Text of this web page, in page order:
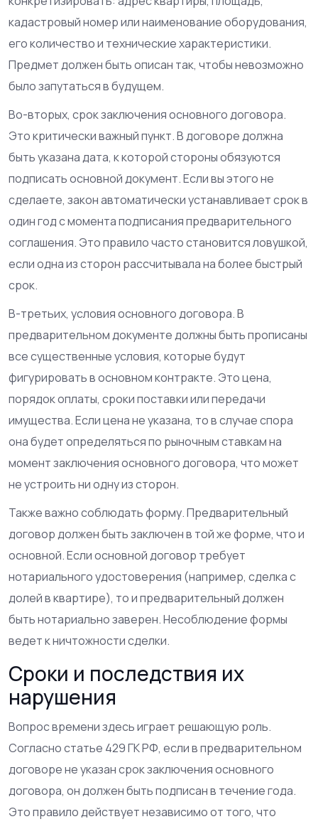
кадастровый номер или наименование оборудования,
его количество и технические характеристики.
Предмет должен быть описан так, чтобы невозможно
было запутаться в будущем.
Во-вторых, срок заключения основного договора.
Это критически важный пункт. В договоре должна
быть указана дата, к которой стороны обязуются
подписать основной документ. Если вы этого не
сделаете, закон автоматически устанавливает срок в
один год с момента подписания предварительного
соглашения. Это правило часто становится ловушкой,
если одна из сторон рассчитывала на более быстрый
срок.
В-третьих, условия основного договора. В
предварительном документе должны быть прописаны
все существенные условия, которые будут
фигурировать в основном контракте. Это цена,
порядок оплаты, сроки поставки или передачи
имущества. Если цена не указана, то в случае спора
она будет определяться по рыночным ставкам на
момент заключения основного договора, что может
не устроить ни одну из сторон.
Также важно соблюдать форму. Предварительный
договор должен быть заключен в той же форме, что и
основной. Если основной договор требует
нотариального удостоверения (например, сделка с
долей в квартире), то и предварительный должен
быть нотариально заверен. Несоблюдение формы
ведет к ничтожности сделки.
Сроки и последствия их
нарушения
Вопрос времени здесь играет решающую роль.
Согласно статье 429 ГК РФ, если в предварительном
договоре не указан срок заключения основного
договора, он должен быть подписан в течение года.
Это правило действует независимо от того, что